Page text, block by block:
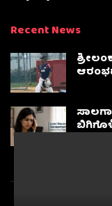
Recent News